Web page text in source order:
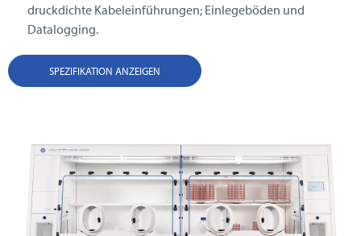
druckdichte Kabeleinführungen; Einlegeböden und
Datalogging.
SPEZIFIKATION ANZEIGEN